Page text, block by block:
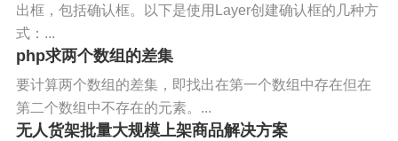
出框，包括确认框。以下是使用Layer创建确认框的几种方
式：...
php求两个数组的差集
要计算两个数组的差集，即找出在第一个数组中存在但在
第二个数组中不存在的元素。...
无人货架批量大规模上架商品解决方案